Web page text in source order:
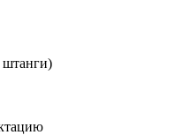
штанги)